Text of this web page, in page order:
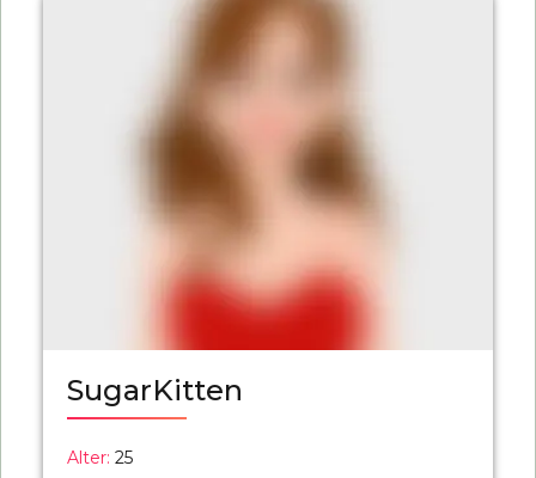
SugarKitten
Alter: 25